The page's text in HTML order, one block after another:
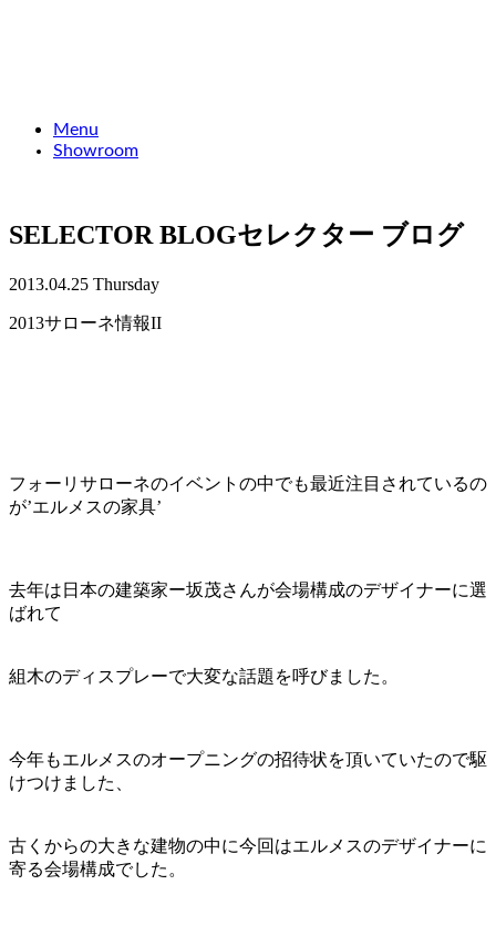
Menu
Showroom
SELECTOR BLOGセレクター ブログ
2013.04.25 Thursday
2013サローネ情報II
フォーリサローネのイベントの中でも最近注目されているの
が’エルメスの家具’
去年は日本の建築家ー坂茂さんが会場構成のデザイナーに選
ばれて
組木のディスプレーで大変な話題を呼びました。
今年もエルメスのオープニングの招待状を頂いていたので駆
けつけました、
古くからの大きな建物の中に今回はエルメスのデザイナーに
寄る会場構成でした。